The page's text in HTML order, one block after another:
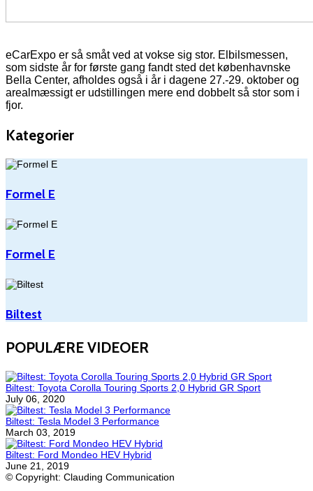
eCarExpo er så småt ved at vokse sig stor. Elbilsmessen,
som sidste år for første gang fandt sted det københavnske
Bella Center, afholdes også i år i dagene 27.-29. oktober og
arealmæssigt er udstillingen mere end dobbelt så stor som i
fjor.
Kategorier
Formel E
Formel E
Biltest
POPULÆRE VIDEOER
Biltest: Toyota Corolla Touring Sports 2,0 Hybrid GR Sport
July 06, 2020
Biltest: Tesla Model 3 Performance
March 03, 2019
Biltest: Ford Mondeo HEV Hybrid
June 21, 2019
© Copyright: Clauding Communication